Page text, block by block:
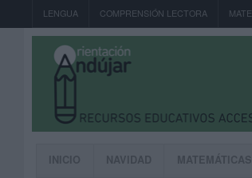
LENGUA COMPRENSIÓN LECTORA
INICIO NAVIDAD MATEMÁTICAS